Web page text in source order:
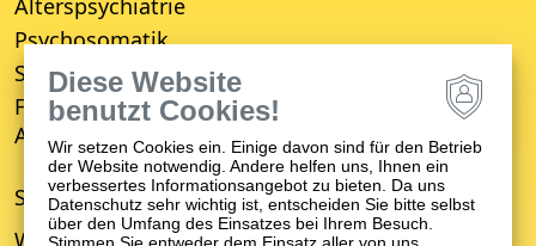
Alterspsychiatrie
Psychosomatik
Suchttherapie
Fachbereich für Empfang, Erstberatung,
Aufnahme und Entwicklungsverzögerung (FBE)
STANDORTE
Winnenden
Diese Website
benutzt Cookies!
Wir setzen Cookies ein. Einige davon sind für den Betrieb
der Website notwendig. Andere helfen uns, Ihnen ein
verbessertes Informationsangebot zu bieten. Da uns
Datenschutz sehr wichtig ist, entscheiden Sie bitte selbst
über den Umfang des Einsatzes bei Ihrem Besuch.